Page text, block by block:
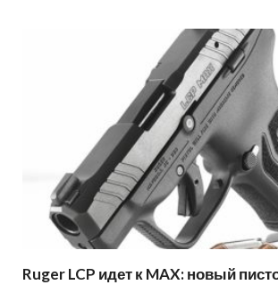
Ruger LCP идет к MAX: новый